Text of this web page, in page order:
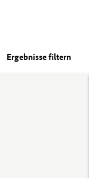
Ergebnisse filtern